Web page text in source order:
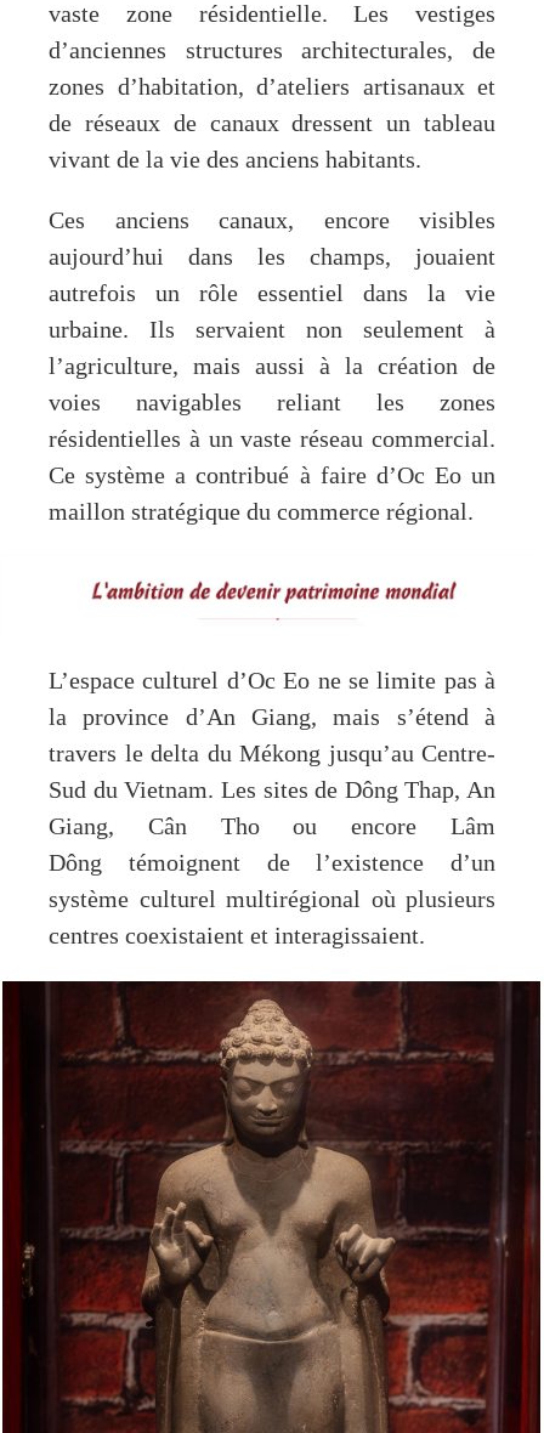
vaste zone résidentielle. Les vestiges
d’anciennes structures architecturales, de
zones d’habitation, d’ateliers artisanaux et
de réseaux de canaux dressent un tableau
vivant de la vie des anciens habitants.
Ces anciens canaux, encore visibles
aujourd’hui dans les champs, jouaient
autrefois un rôle essentiel dans la vie
urbaine. Ils servaient non seulement à
l’agriculture, mais aussi à la création de
voies navigables reliant les zones
résidentielles à un vaste réseau commercial.
Ce système a contribué à faire d’Oc Eo un
maillon stratégique du commerce régional.
L’espace culturel d’Oc Eo ne se limite pas à
la province d’An Giang, mais s’étend à
travers le delta du Mékong jusqu’au Centre-
Sud du Vietnam. Les sites de Dông Thap, An
Giang, Cân Tho ou encore Lâm
Dông témoignent de l’existence d’un
système culturel multirégional où plusieurs
centres coexistaient et interagissaient.